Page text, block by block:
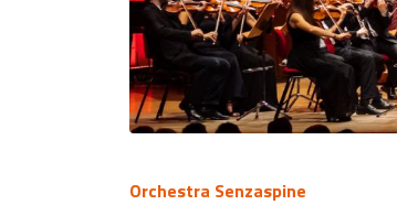
Orchestra Senzaspine